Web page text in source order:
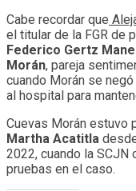
Cabe recordar que
el titular de la FGR de
Federico Gertz
Morán, pareja
cuando Morán se
al hospital para
Cuevas Morán estuvo
Martha Acatitla
2022, cuando la
pruebas en el caso.